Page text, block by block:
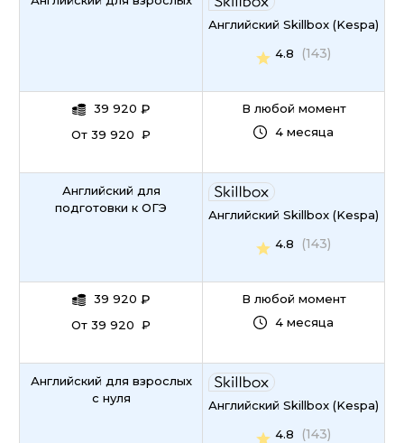
39 920 ₽
От 39 920 ₽
Английский Skillbox (Kespa)
4.8
(143)
В любой момент
4 месяца
Английский для
подготовки к ОГЭ
39 920 ₽
От 39 920 ₽
Английский Skillbox (Kespa)
4.8
(143)
В любой момент
4 месяца
Английский для взрослых
с нуля
Английский Skillbox (Kespa)
4.8
(143)